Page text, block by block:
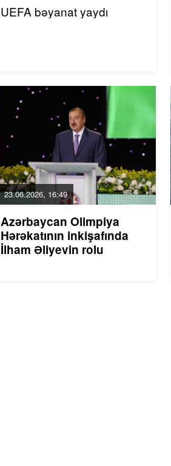
UEFA bəyanat yaydı
23.06.2026, 16:49
Azərbaycan Olimpiya
Hərəkatının inkişafında
İlham Əliyevin rolu